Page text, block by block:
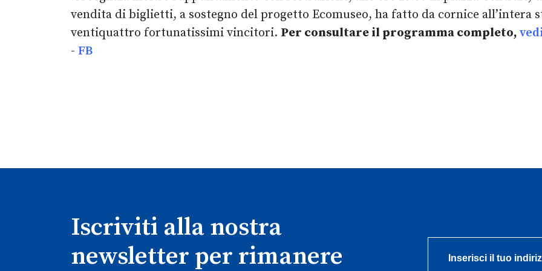
vendita di biglietti, a sostegno del progetto Ecomuseo, ha fatto da cornice all’intera
ventiquattro fortunatissimi vincitori. Per consultare il programma completo,
- FB
Iscriviti alla nostra
newsletter per rimanere